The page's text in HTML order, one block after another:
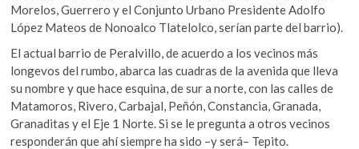
Morelos, Guerrero y el Conjunto Urbano Presidente Adolfo
López Mateos de Nonoalco Tlatelolco, serían parte del barrio).
El actual barrio de Peralvillo, de acuerdo a los vecinos más
longevos del rumbo, abarca las cuadras de la avenida que lleva
su nombre y que hace esquina, de sur a norte, con las calles de
Matamoros, Rivero, Carbajal, Peñón, Constancia, Granada,
Granaditas y el Eje 1 Norte. Si se le pregunta a otros vecinos
responderán que ahí siempre ha sido –y será– Tepito.